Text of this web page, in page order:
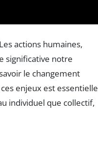
actions humaines,
significative notre
le changement
enjeux est essentielle
individuel que collectif,